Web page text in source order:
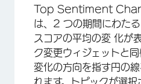
Top Sentiment
は、2 つの期間にわた
スコアの平均の変 化が
ク変更ウィジェットと同
変化の方向を指す円の
れます。トピックが選